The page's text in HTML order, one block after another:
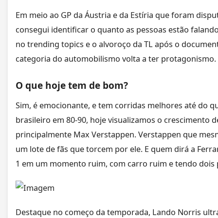
Em meio ao GP da Áustria e da Estíria que foram
consegui identificar o quanto as pessoas estão
no trending topics e o alvoroço da TL após o
categoria do automobilismo volta a ter protagonismo.
O que hoje tem de bom?
Sim, é emocionante, e tem corridas melhores até do
brasileiro em 80-90, hoje visualizamos o crescimento
principalmente Max Verstappen. Verstappen que
um lote de fãs que torcem por ele. E quem dirá a
1 em um momento ruim, com carro ruim e tendo
Destaque no começo da temporada, Lando Norris